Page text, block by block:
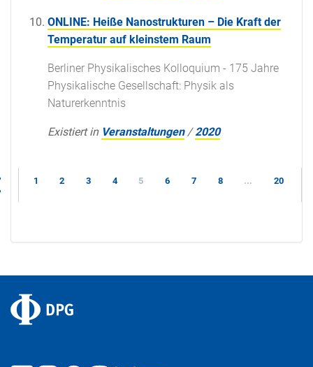
ONLINE: Heiße Nanostrukturen – Die Kraft der
Temperatur auf kleinstem Raum
Berliner Physikalisches Kolloquium - 175 Jahre
Physikalische Gesellschaft: Physik als
Naturerkenntnis
Existiert in Veranstaltungen /2020
1 2 3 4 5 6 7 8 ... 20